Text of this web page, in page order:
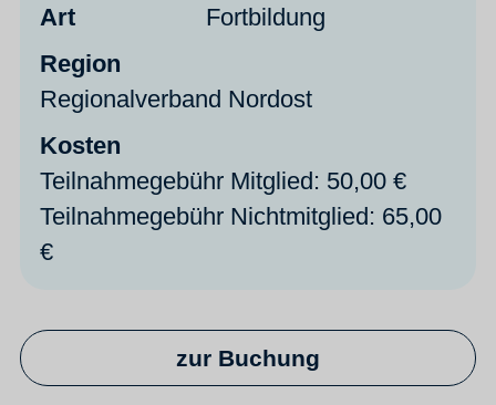
Art
Fortbildung
Region
Regionalverband Nordost
Kosten
Teilnahmegebühr Mitglied: 50,00 €
Teilnahmegebühr Nichtmitglied: 65,00
€
zur Buchung